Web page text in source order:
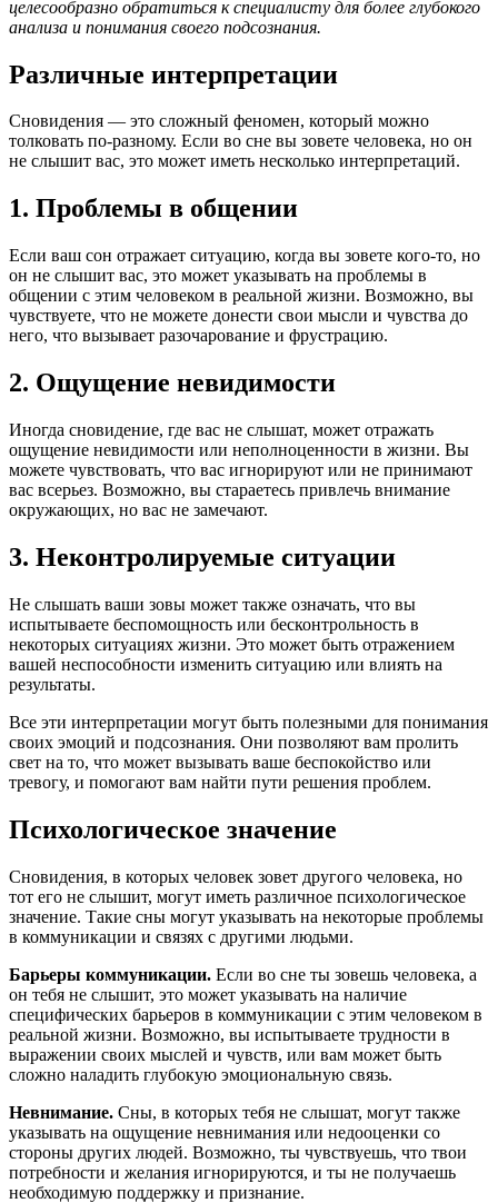
целесообразно обратиться к специалисту для более глубокого
анализа и понимания своего подсознания.
Различные интерпретации
Сновидения — это сложный феномен, который можно
толковать по-разному. Если во сне вы зовете человека, но он
не слышит вас, это может иметь несколько интерпретаций.
1. Проблемы в общении
Если ваш сон отражает ситуацию, когда вы зовете кого-то, но
он не слышит вас, это может указывать на проблемы в
общении с этим человеком в реальной жизни. Возможно, вы
чувствуете, что не можете донести свои мысли и чувства до
него, что вызывает разочарование и фрустрацию.
2. Ощущение невидимости
Иногда сновидение, где вас не слышат, может отражать
ощущение невидимости или неполноценности в жизни. Вы
можете чувствовать, что вас игнорируют или не принимают
вас всерьез. Возможно, вы стараетесь привлечь внимание
окружающих, но вас не замечают.
3. Неконтролируемые ситуации
Не слышать ваши зовы может также означать, что вы
испытываете беспомощность или бесконтрольность в
некоторых ситуациях жизни. Это может быть отражением
вашей неспособности изменить ситуацию или влиять на
результаты.
Все эти интерпретации могут быть полезными для понимания
своих эмоций и подсознания. Они позволяют вам пролить
свет на то, что может вызывать ваше беспокойство или
тревогу, и помогают вам найти пути решения проблем.
Психологическое значение
Сновидения, в которых человек зовет другого человека, но
тот его не слышит, могут иметь различное психологическое
значение. Такие сны могут указывать на некоторые проблемы
в коммуникации и связях с другими людьми.
Барьеры коммуникации. Если во сне ты зовешь человека, а
он тебя не слышит, это может указывать на наличие
специфических барьеров в коммуникации с этим человеком в
реальной жизни. Возможно, вы испытываете трудности в
выражении своих мыслей и чувств, или вам может быть
сложно наладить глубокую эмоциональную связь.
Невнимание. Сны, в которых тебя не слышат, могут также
указывать на ощущение невнимания или недооценки со
стороны других людей. Возможно, ты чувствуешь, что твои
потребности и желания игнорируются, и ты не получаешь
необходимую поддержку и признание.